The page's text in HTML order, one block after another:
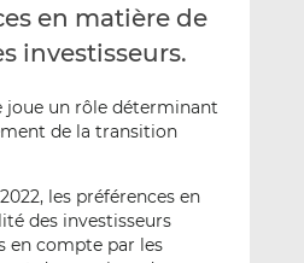
I oen matière de
investisseurs.
joue un rôle déterminant
de la transition
les préférences en
des investisseurs
en compte par les